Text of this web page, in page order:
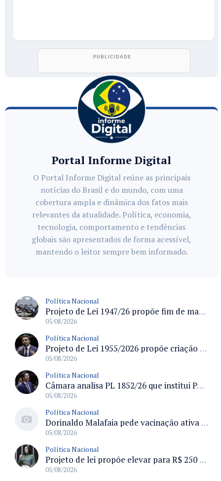
Portal Informe Digital
O Portal Informe Digital reúne as principais
notícias do Brasil e do mundo, com uma
cobertura ampla e dinâmica dos fatos mais
relevantes da atualidade. Política, economia,
tecnologia, comportamento e tendências
globais são apresentados de forma acessível,
mantendo o leitor sempre bem informado.
Política Nacional
Projeto de Lei 1947/26 propõe fim de margens para cartão de crédito e consignado do INSS
05/08/2026
Política Nacional
Projeto de Lei 1955/2026 propõe criação de geração livre de fumo ao restringir venda de vapes a nascidos desde 1º de janeiro de 2009
05/08/2026
Política Nacional
Câmara analisa PL 1852/26 que institui Política Nacional de Gestão de Desempenho e Eficiência para servidores públicos
05/08/2026
Política Nacional
Dorinaldo Malafaia pede vacinação ativa ao Ministério da Saúde para reverter queda na cobertura vacinal no Brasil
05/08/2026
Política Nacional
Projeto de lei propõe elevar para R$ 250 mil limite de isenção do IPI para pessoas com deficiência e autismo
05/08/2026